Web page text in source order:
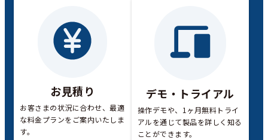
お見積り
お客さまの状況に合わせ、最適
な料金プランをご案内いたしま
す。
デモ・トライアル
操作デモや、1ヶ月無料トライ
アルを通じて製品を詳しく知る
ことができます。